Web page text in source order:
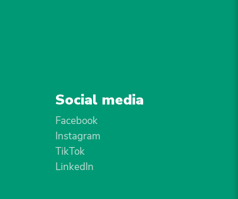
Social media
Facebook
Instagram
TikTok
LinkedIn